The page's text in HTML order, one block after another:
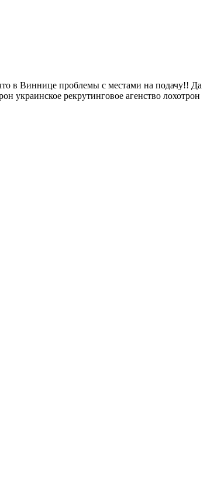
в Виннице проблемы с местами на подачу!! Да
рекрутинговое агенство лохотрон